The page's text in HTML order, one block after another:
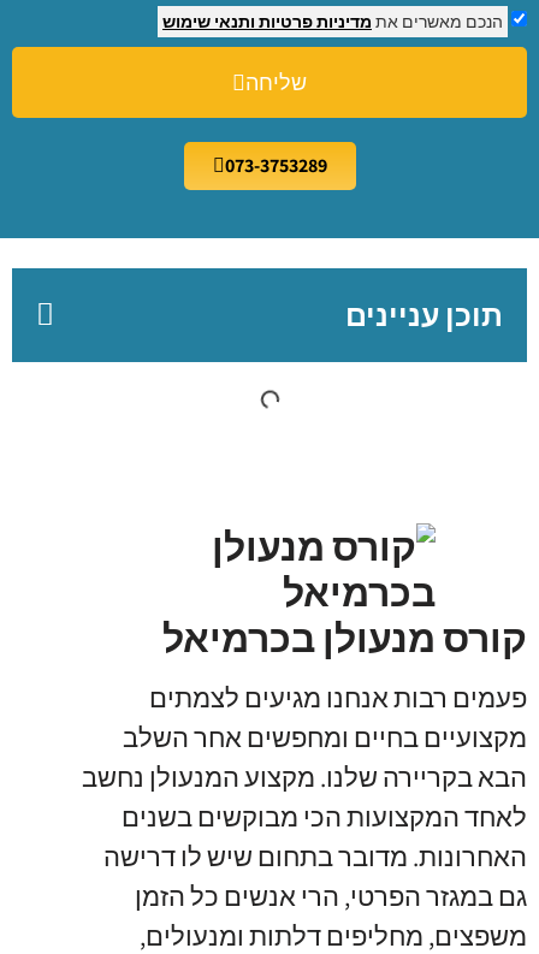
הנכם מאשרים את מדיניות פרטיות ותנאי שימוש
שליחה
073-3753289
תוכן עניינים
קורס מנעולן בכרמיאל
פעמים רבות אנחנו מגיעים לצמתים
מקצועיים בחיים ומחפשים אחר השלב
הבא בקריירה שלנו. מקצוע המנעולן נחשב
לאחד המקצועות הכי מבוקשים בשנים
האחרונות. מדובר בתחום שיש לו דרישה
גם במגזר הפרטי, הרי אנשים כל הזמן
משפצים, מחליפים דלתות ומנעולים,